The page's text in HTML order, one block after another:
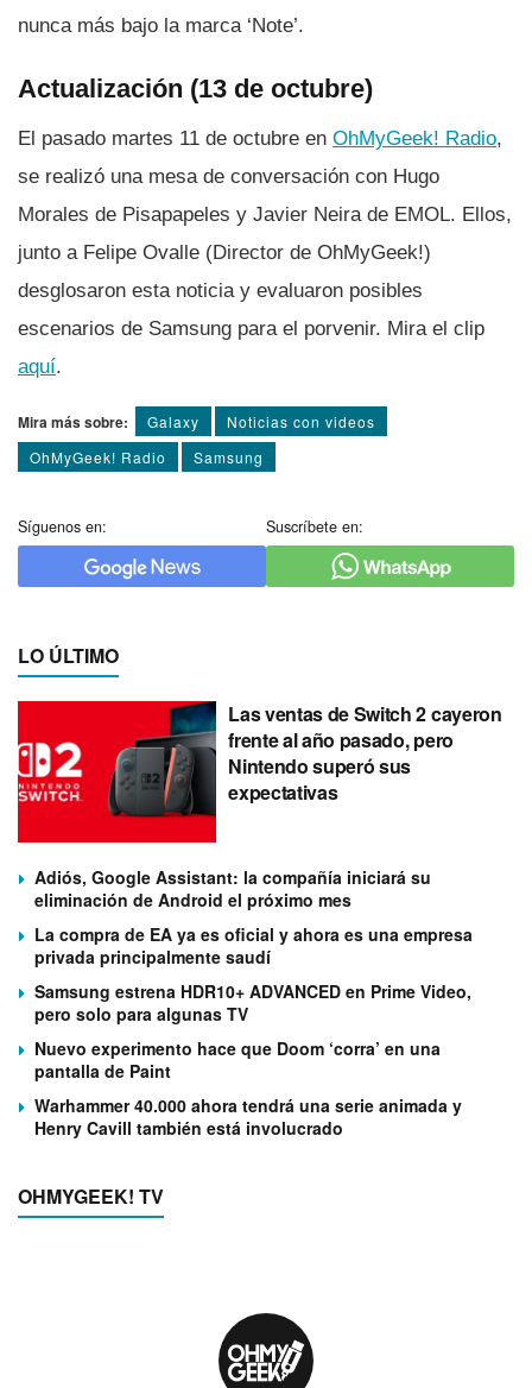
nunca más bajo la marca ‘Note’.
Actualización (13 de octubre)
El pasado martes 11 de octubre en OhMyGeek! Radio,
se realizó una mesa de conversación con Hugo
Morales de Pisapapeles y Javier Neira de EMOL. Ellos,
junto a Felipe Ovalle (Director de OhMyGeek!)
desglosaron esta noticia y evaluaron posibles
escenarios de Samsung para el porvenir. Mira el clip
aquí­.
Mira más sobre: Galaxy
Noticias con videos
OhMyGeek! Radio
Samsung
Síguenos en: Suscríbete en:
LO ÚLTIMO
Las ventas de Switch 2 cayeron
frente al año pasado, pero
Nintendo superó sus
expectativas
Adiós, Google Assistant: la compañía iniciará su
eliminación de Android el próximo mes
La compra de EA ya es oficial y ahora es una empresa
privada principalmente saudí
Samsung estrena HDR10+ ADVANCED en Prime Video,
pero solo para algunas TV
Nuevo experimento hace que Doom ‘corra’ en una
pantalla de Paint
Warhammer 40.000 ahora tendrá una serie animada y
Henry Cavill también está involucrado
OHMYGEEK! TV